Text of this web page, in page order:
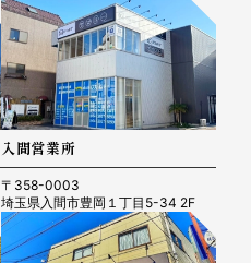
入間営業所
〒358-0003
埼玉県入間市豊岡１丁目5-34 2F